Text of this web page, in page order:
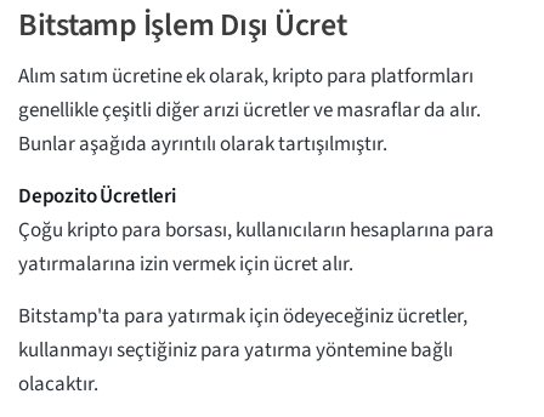
Bitstamp İşlem Dışı Ücret
Alım satım ücretine ek olarak, kripto para platformları
genellikle çeşitli diğer arızi ücretler ve masraflar da alır.
Bunlar aşağıda ayrıntılı olarak tartışılmıştır.
Depozito Ücretleri
Çoğu kripto para borsası, kullanıcıların hesaplarına para
yatırmalarına izin vermek için ücret alır.
Bitstamp'ta para yatırmak için ödeyeceğiniz ücretler,
kullanmayı seçtiğiniz para yatırma yöntemine bağlı
olacaktır.